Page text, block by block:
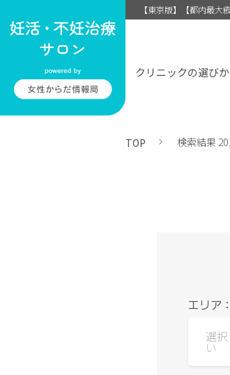
【東京版】【都内最大
クリニックの選び
TOP 検索結果
エリア：
選
い